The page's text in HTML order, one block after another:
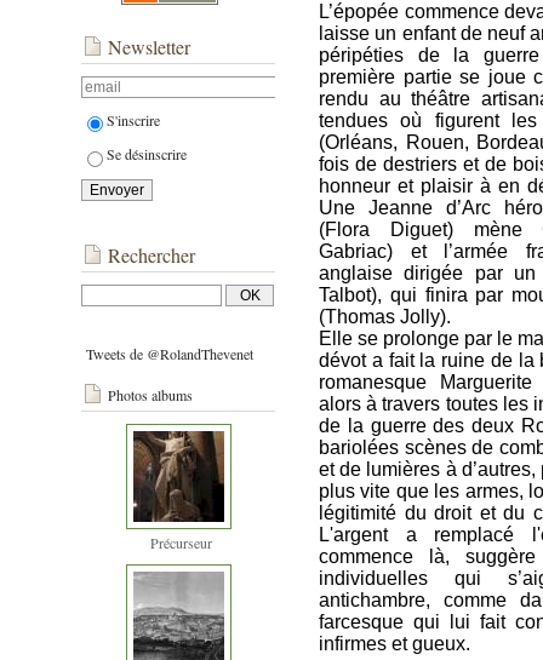
Newsletter
S'inscrire
Se désinscrire
Rechercher
Tweets de @RolandThevenet
Photos albums
Précurseur
L’épopée commence
laisse un enfant de neuf
péripéties de la
première partie se joue
rendu au théâtre
tendues où figurent
(Orléans, Rouen,
fois de destriers et de
honneur et plaisir à en
Une Jeanne d’Arc
(Flora Diguet) mène
Gabriac) et l’armée
anglaise dirigée par un
Talbot), qui finira par
(Thomas Jolly).
Elle se prolonge par le
dévot a fait la ruine de la
romanesque
alors à travers toutes les
de la guerre des deux
bariolées scènes de
et de lumières à
plus vite que les armes,
légitimité du droit et du
L'argent a remplacé
commence là,
individuelles qui
antichambre, comme
farcesque qui lui fait
infirmes et gueux.